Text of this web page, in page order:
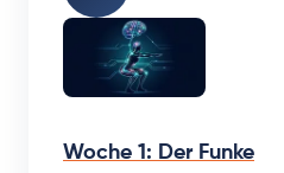
Woche 1: Der Funke